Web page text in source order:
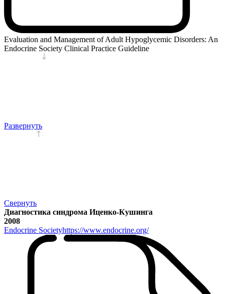
Evaluation and Management of Adult Hypoglycemic Disorders: An
Endocrine Society Clinical Practice Guideline
Развернуть
Свернуть
Диагностика синдрома Иценко-Кушинга
2008
Endocrine Societyhttps://www.endocrine.org/